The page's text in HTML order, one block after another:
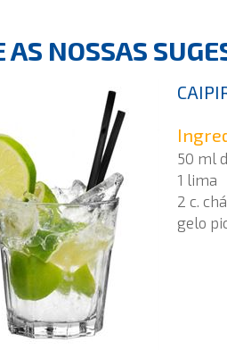
AS NOSSAS
50 ml
1 lima
2 c.
gelo